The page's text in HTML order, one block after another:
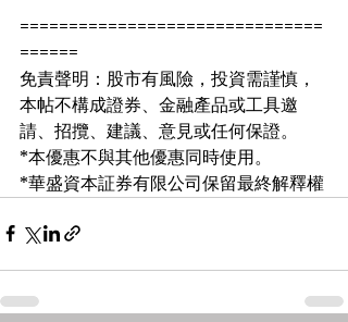
===============================
======
免責聲明：股市有風險，投資需謹慎，
本帖不構成證券、金融產品或工具邀
請、招攬、建議、意見或任何保證。
*本優惠不與其他優惠同時使用。
*華盛資本証券有限公司保留最終解釋權